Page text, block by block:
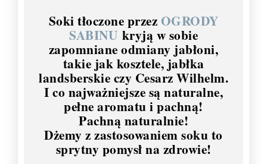
Soki tłoczone przezOGRODY
SABINU kryją w sobie
zapomniane odmiany jabłoni,
takie jak kosztele, jabłka
landsberskie czy Cesarz Wilhelm.
I co najważniejsze są naturalne,
pełne aromatu i pachną!
Pachną naturalnie!
Dżemy z zastosowaniem soku to
sprytny pomysł na zdrowie!